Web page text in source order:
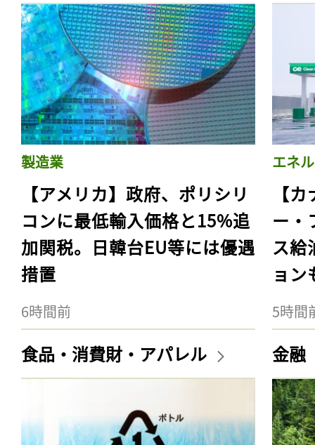
製造業
【アメリカ】政府、ポリシリ
コンに最低輸入価格と15%追
加関税。日韓台EU等には優遇
措置
6時間前
エネ
【
ー・
ス給
ョン
5時間
食品・消費財・アパレル 金融